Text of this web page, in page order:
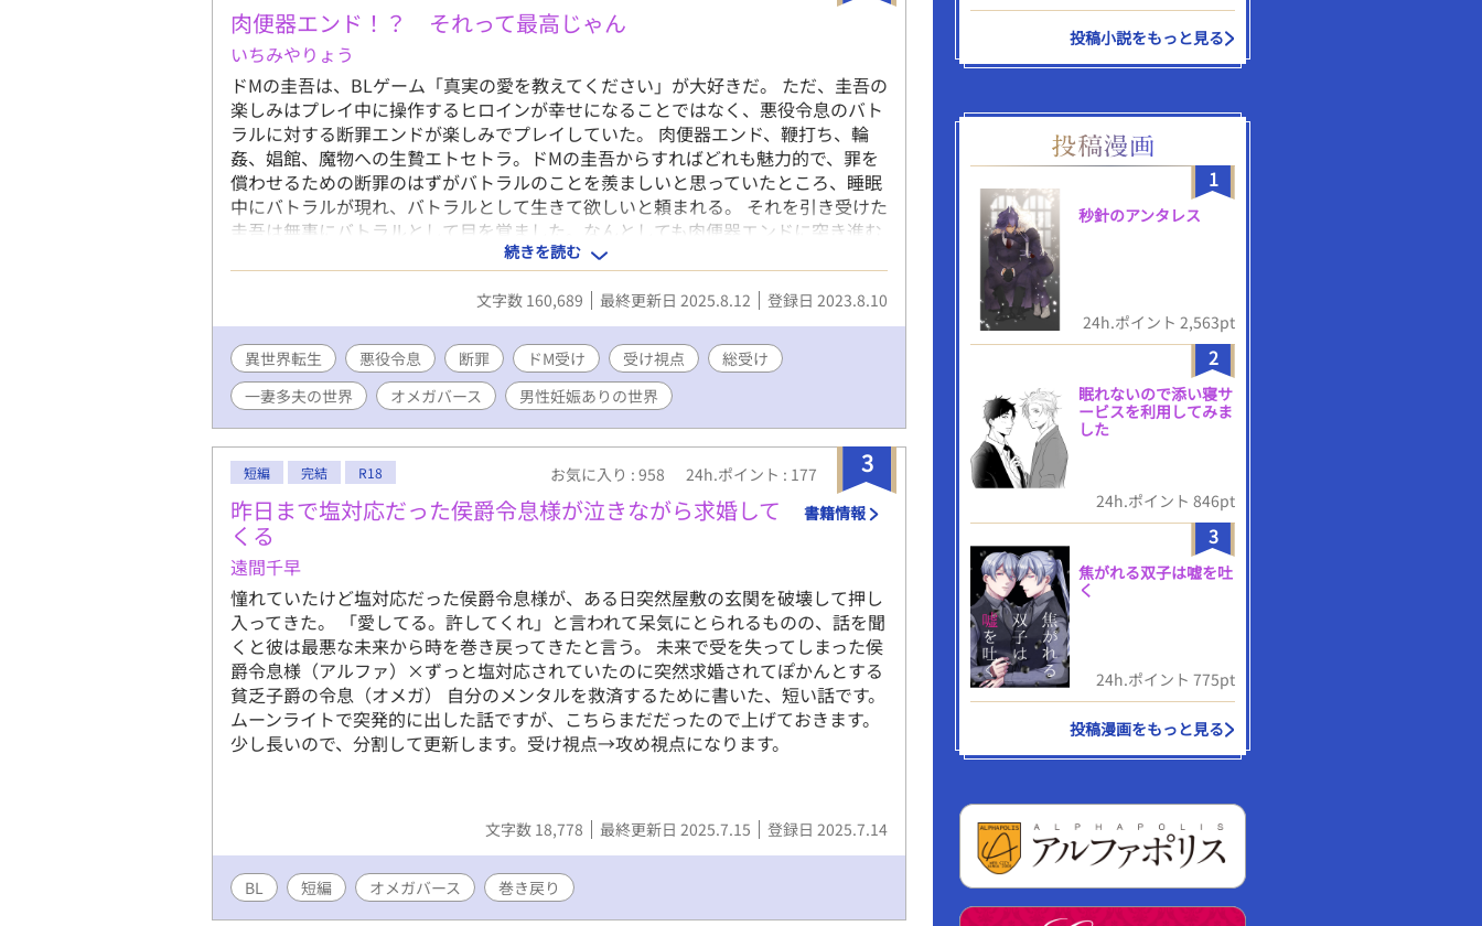
肉便器エンド！？ それって最高じゃん
いちみやりょう
ドMの圭吾は、BLゲーム「真実の愛を教えてください」が大好きだ。 ただ、圭吾の
楽しみはプレイ中に操作するヒロインが幸せになることではなく、悪役令息のバト
ラルに対する断罪エンドが楽しみでプレイしていた。 肉便器エンド、鞭打ち、輪
姦、娼館、魔物への生贄エトセトラ。ドMの圭吾からすればどれも魅力的で、罪を
償わせるための断罪のはずがバトラルのことを羨ましいと思っていたところ、睡眠
中にバトラルが現れ、バトラルとして生きて欲しいと頼まれる。 それを引き受けた
圭吾は無事にバトラルとして目を覚ました。なんとしても肉便器エンドに突き進む
べく、頑張ることに。 ドMの圭吾としては間違ってもざまあ展開や、溺愛展開には
進みたくない。 けれどもなんだかんだうまいこと虐めてはもらえない状況が続きー
ーーー？ お気に入り登録やコメントありがとうございます。 エールまでいただけ
て本当に嬉しいです。
続きを読む
文字数 160,689 最終更新日 2025.8.12 登録日 2023.8.10
異世界転生 悪役令息 断罪 ドM受け 受け視点
総受け
一妻多夫の世界
オメガバース 男性妊娠ありの世界
3
短編 完結 R18 お気に入り : 958 24h.ポイント : 177
昨日まで塩対応だった侯爵令息様が泣きながら求婚して
くる
遠間千早
書籍情報
憧れていたけど塩対応だった侯爵令息様が、ある日突然屋敷の玄関を破壊して押し
入ってきた。 「愛してる。許してくれ」と言われて呆気にとられるものの、話を聞
くと彼は最悪な未来から時を巻き戻ってきたと言う。 未来で受を失ってしまった侯
爵令息様（アルファ）×ずっと塩対応されていたのに突然求婚されてぽかんとする
貧乏子爵の令息（オメガ） 自分のメンタルを救済するために書いた、短い話です。
ムーンライトで突発的に出した話ですが、こちらまだだったので上げておきます。
少し長いので、分割して更新します。受け視点→攻め視点になります。
文字数 18,778 最終更新日 2025.7.15 登録日 2025.7.14
BL 短編 オメガバース 巻き戻り
投稿小説をもっと見る
1
秒針のアンタレス
24h.ポイント 2,563pt
2
眠れないので添い寝サ
ービスを利用してみま
した
24h.ポイント 846pt
3
焦がれる双子は嘘を吐
く
24h.ポイント 775pt
投稿漫画をもっと見る